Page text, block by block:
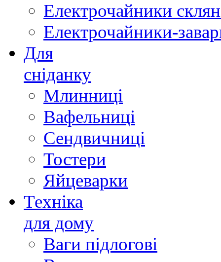
Електрочайники
Електрочайники-
Для
сніданку
Млинниці
Вафельниці
Сендвичниці
Тостери
Яйцеварки
Техніка
для дому
Ваги підлогові